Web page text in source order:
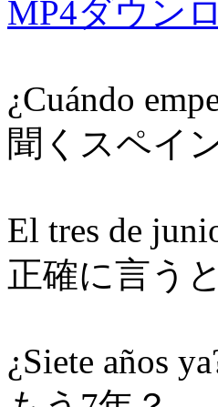
MP4ダウン
¿Cuándo
聞くスペイ
El tres de
正確に言う
¿Siete años